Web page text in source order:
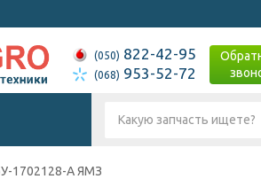
(050) 822-42-95
(068) 953-52-72
1702128-А ЯМЗ